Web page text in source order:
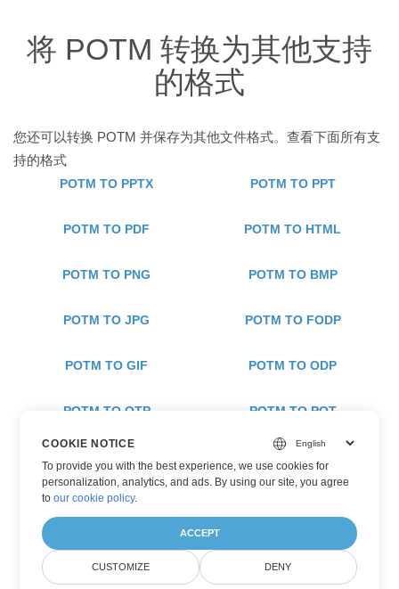
将 POTM 转换为其他支持
的格式
您还可以转换 POTM 并保存为其他文件格式。查看下面所有支
持的格式
POTM TO PPTX POTM TO PPT
POTM TO PDF POTM TO HTML
POTM TO PNG POTM TO BMP
POTM TO JPG POTM TO FODP
POTM TO GIF POTM TO ODP
POTM TO OTP POTM TO POT
POTM TO PPSM
POTM TO PPTM POTM TO TIFF
COOKIE NOTICE
To provide you with the best experience, we use cookies for
personalization, analytics, and ads. By using our site, you agree
toour cookie policy.
ACCEPT
CUSTOMIZE DENY